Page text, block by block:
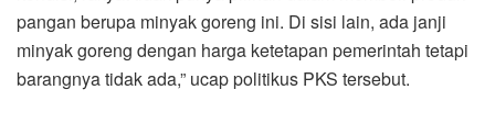
pangan berupa minyak goreng ini. Di sisi lain, ada janji
minyak goreng dengan harga ketetapan pemerintah tetapi
barangnya tidak ada,” ucap politikus PKS tersebut.